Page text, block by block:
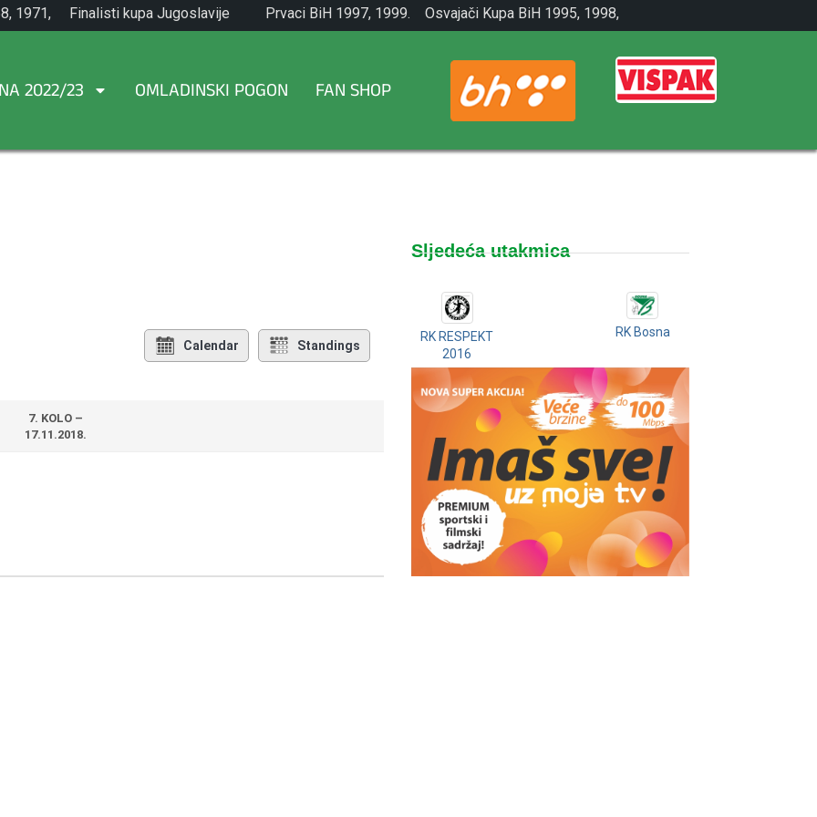
1971,
Finalisti kupa Jugoslavije
1965.
Prvaci BiH 1997, 1999.
Osvajači Kupa BiH 1995, 1998,
2001.
2022/23 OMLADINSKI POGON FAN SHOP
Calendar Standings
7. KOLO –
17.11.2018.
Sljedeća utakmica
RK RESPEKT
2016
RK Bosna